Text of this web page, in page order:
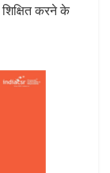
करने के